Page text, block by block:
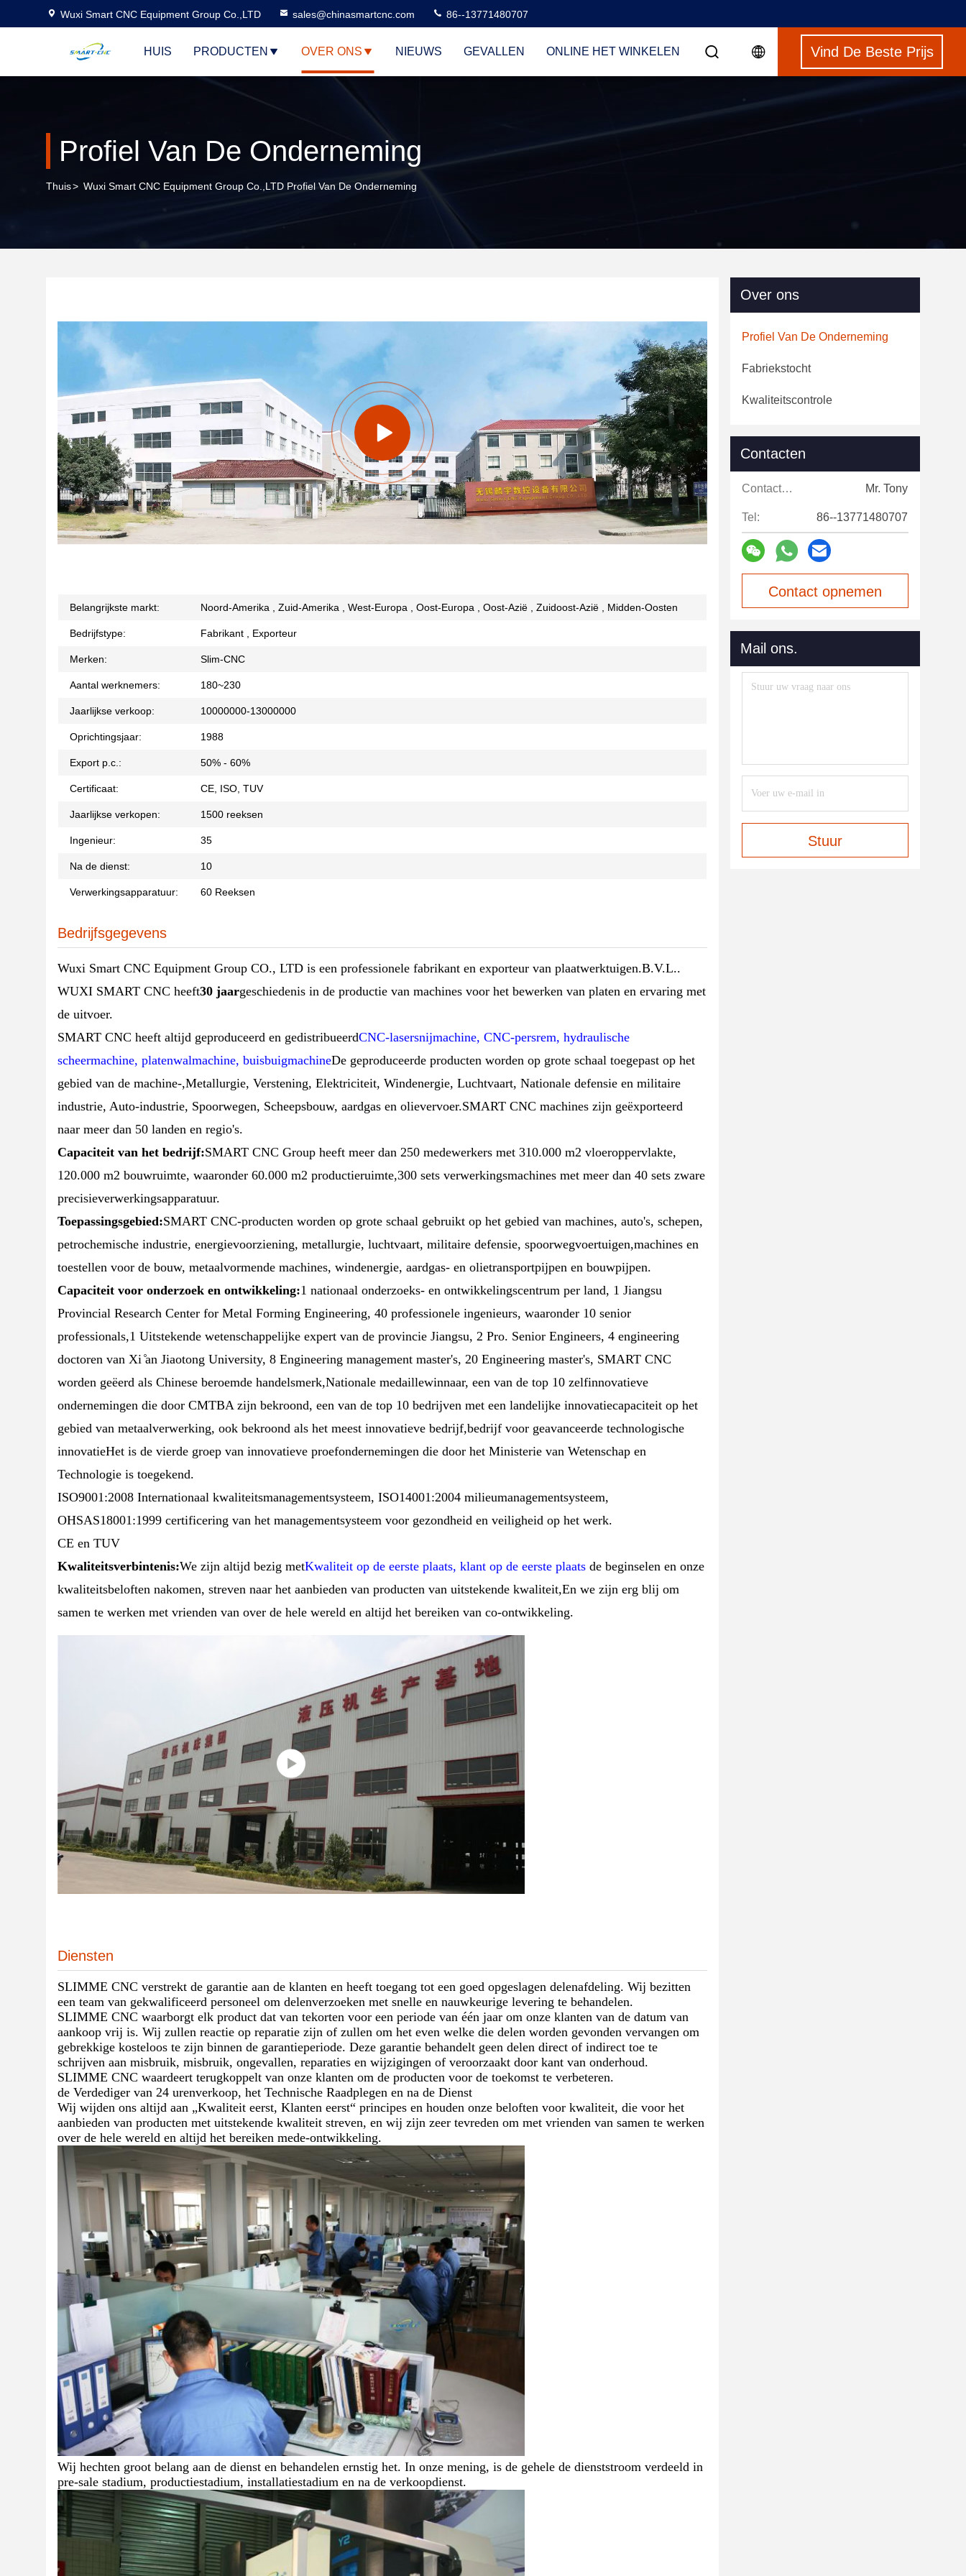
Wuxi Smart CNC Equipment Group Co.,LTD sales@chinasmartcnc.com 86--13771480707
HUIS PRODUCTEN OVER ONS NIEUWS GEVALLEN ONLINE HET WINKELEN Vind De Beste Prijs
Profiel Van De Onderneming
Thuis> Wuxi Smart CNC Equipment Group Co.,LTD Profiel Van De Onderneming
Belangrijkste markt: Noord-Amerika , Zuid-Amerika , West-Europa , Oost-Europa , Oost-Azië , Zuidoost-Azië , Midden-Oosten
Bedrijfstype: Fabrikant , Exporteur
Merken: Slim-CNC
Aantal werknemers: 180~230
Jaarlijkse verkoop: 10000000-13000000
Oprichtingsjaar: 1988
Export p.c.: 50% - 60%
Certificaat: CE, ISO, TUV
Jaarlijkse verkopen: 1500 reeksen
Ingenieur: 35
Na de dienst: 10
Verwerkingsapparatuur: 60 Reeksen
Bedrijfsgegevens
Wuxi Smart CNC Equipment Group CO., LTD is een professionele fabrikant en exporteur van plaatwerktuigen.B.V.L..
WUXI SMART CNC heeft30 jaargeschiedenis in de productie van machines voor het bewerken van platen en ervaring met
de uitvoer.
SMART CNC heeft altijd geproduceerd en gedistribueerdCNC-lasersnijmachine, CNC-persrem, hydraulische
scheermachine, platenwalmachine, buisbuigmachineDe geproduceerde producten worden op grote schaal toegepast op het
gebied van de machine-,Metallurgie, Verstening, Elektriciteit, Windenergie, Luchtvaart, Nationale defensie en militaire
industrie, Auto-industrie, Spoorwegen, Scheepsbouw, aardgas en olievervoer.SMART CNC machines zijn geëxporteerd
naar meer dan 50 landen en regio's.
Capaciteit van het bedrijf:SMART CNC Group heeft meer dan 250 medewerkers met 310.000 m2 vloeroppervlakte,
120.000 m2 bouwruimte, waaronder 60.000 m2 productieruimte,300 sets verwerkingsmachines met meer dan 40 sets zware
precisieverwerkingsapparatuur.
Toepassingsgebied:SMART CNC-producten worden op grote schaal gebruikt op het gebied van machines, auto's, schepen,
petrochemische industrie, energievoorziening, metallurgie, luchtvaart, militaire defensie, spoorwegvoertuigen,machines en
toestellen voor de bouw, metaalvormende machines, windenergie, aardgas- en olietransportpijpen en bouwpijpen.
Capaciteit voor onderzoek en ontwikkeling:1 nationaal onderzoeks- en ontwikkelingscentrum per land, 1 Jiangsu
Provincial Research Center for Metal Forming Engineering, 40 professionele ingenieurs, waaronder 10 senior
professionals,1 Uitstekende wetenschappelijke expert van de provincie Jiangsu, 2 Pro. Senior Engineers, 4 engineering
doctoren van Xi ̊an Jiaotong University, 8 Engineering management master's, 20 Engineering master's, SMART CNC
worden geëerd als Chinese beroemde handelsmerk,Nationale medaillewinnaar, een van de top 10 zelfinnovatieve
ondernemingen die door CMTBA zijn bekroond, een van de top 10 bedrijven met een landelijke innovatiecapaciteit op het
gebied van metaalverwerking, ook bekroond als het meest innovatieve bedrijf,bedrijf voor geavanceerde technologische
innovatieHet is de vierde groep van innovatieve proefondernemingen die door het Ministerie van Wetenschap en
Technologie is toegekend.
ISO9001:2008 Internationaal kwaliteitsmanagementsysteem, ISO14001:2004 milieumanagementsysteem,
OHSAS18001:1999 certificering van het managementsysteem voor gezondheid en veiligheid op het werk.
CE en TUV
Kwaliteitsverbintenis:We zijn altijd bezig metKwaliteit op de eerste plaats, klant op de eerste plaats de beginselen en onze
kwaliteitsbeloften nakomen, streven naar het aanbieden van producten van uitstekende kwaliteit,En we zijn erg blij om
samen te werken met vrienden van over de hele wereld en altijd het bereiken van co-ontwikkeling.
Diensten
SLIMME CNC verstrekt de garantie aan de klanten en heeft toegang tot een goed opgeslagen delenafdeling. Wij bezitten
een team van gekwalificeerd personeel om delenverzoeken met snelle en nauwkeurige levering te behandelen.
SLIMME CNC waarborgt elk product dat van tekorten voor een periode van één jaar om onze klanten van de datum van
aankoop vrij is. Wij zullen reactie op reparatie zijn of zullen om het even welke die delen worden gevonden vervangen om
gebrekkige kosteloos te zijn binnen de garantieperiode. Deze garantie behandelt geen delen direct of indirect toe te
schrijven aan misbruik, misbruik, ongevallen, reparaties en wijzigingen of veroorzaakt door kant van onderhoud.
SLIMME CNC waardeert terugkoppelt van onze klanten om de producten voor de toekomst te verbeteren.
de Verdediger van 24 urenverkoop, het Technische Raadplegen en na de Dienst
Wij wijden ons altijd aan „Kwaliteit eerst, Klanten eerst“ principes en houden onze beloften voor kwaliteit, die voor het
aanbieden van producten met uitstekende kwaliteit streven, en wij zijn zeer tevreden om met vrienden van samen te werken
over de hele wereld en altijd het bereiken mede-ontwikkeling.
Wij hechten groot belang aan de dienst en behandelen ernstig het. In onze mening, is de gehele de dienststroom verdeeld in
pre-sale stadium, productiestadium, installatiestadium en na de verkoopdienst.
Over ons
Profiel Van De Onderneming
Fabriekstocht
Kwaliteitscontrole
Contacten
Contacten: Mr. Tony
Tel: 86--13771480707
Contact opnemen
Mail ons.
Stuur